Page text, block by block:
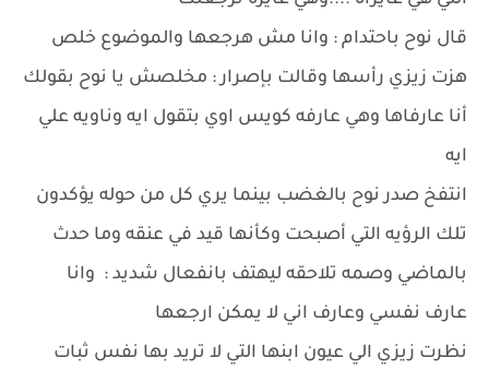
قال نوح باحتدام : وانا مش هرجعها والموضوع خلص
هزت زيزي رأسها وقالت بإصرار : مخلصش يا نوح بقولك
أنا عارفاها وهي عارفه كويس اوي بتقول ايه وناويه علي
ايه
انتفخ صدر نوح بالغضب بينما يري كل من حوله يؤكدون
تلك الرؤيه التي أصبحت وكأنها قيد في عنقه وما حدث
بالماضي وصمه تلاحقه ليهتف بانفعال شديد : وانا
عارف نفسي وعارف اني لا يمكن ارجعها
نظرت زيزي الي عيون ابنها التي لا تريد بها نفس ثبات